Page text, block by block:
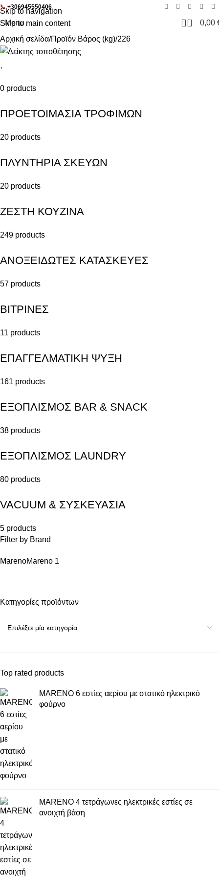
Skip to navigation
Skip to main content
📞 +306945550406
Menu 0 0,00
Αρχική σελίδα Προϊόν Βάρος (kg) 226
.
0 products
ΠΡΟΕΤΟΙΜΑΣΙΑ ΤΡΟΦΙΜΩΝ
20 products
ΠΛΥΝΤΗΡΙΑ ΣΚΕΥΩΝ
20 products
ΖΕΣΤΗ ΚΟΥΖΙΝΑ
249 products
ΑΝΟΞΕΙΔΩΤΕΣ ΚΑΤΑΣΚΕΥΕΣ
57 products
ΒΙΤΡΙΝΕΣ
11 products
ΕΠΑΓΓΕΛΜΑΤΙΚΗ ΨΥΞΗ
161 products
ΕΞΟΠΛΙΣΜΟΣ BAR & SNACK
38 products
ΕΞΟΠΛΙΣΜΟΣ LAUNDRY
80 products
VACUUM & ΣΥΣΚΕΥΑΣΙΑ
5 products
Filter by Brand
MarenoMareno 1
Κατηγορίες προϊόντων
Top rated products
MARENO 6 εστίες αερίου με στατικό ηλεκτρικό
φούρνο
MARENO 4 τετράγωνες ηλεκτρικές εστίες σε
ανοιχτή βάση